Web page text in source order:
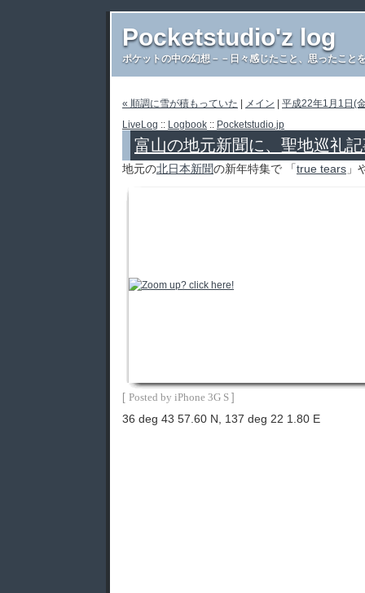
Pocketstudio'z log
ポケットの中の幻想－－日々感じたこと、思ったこと
« 順調に雪が積もっていた メイン
平成22年1月1日(
LiveLog :: Logbook :: Pocketstudio.jp
富山の地元新聞に、聖地巡礼
地元の北日本新聞の新年特集で 「true tears 」
[ Posted by iPhone 3G S ]
36 deg 43 57.60 N, 137 deg 22 1.80 E